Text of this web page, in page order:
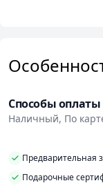
испытать свои
участниками.
Особое
клиентов. Все
защитное
клиенту
экипировки,
Способы оплаты
Наличный, По
Предварительная
Подарочные